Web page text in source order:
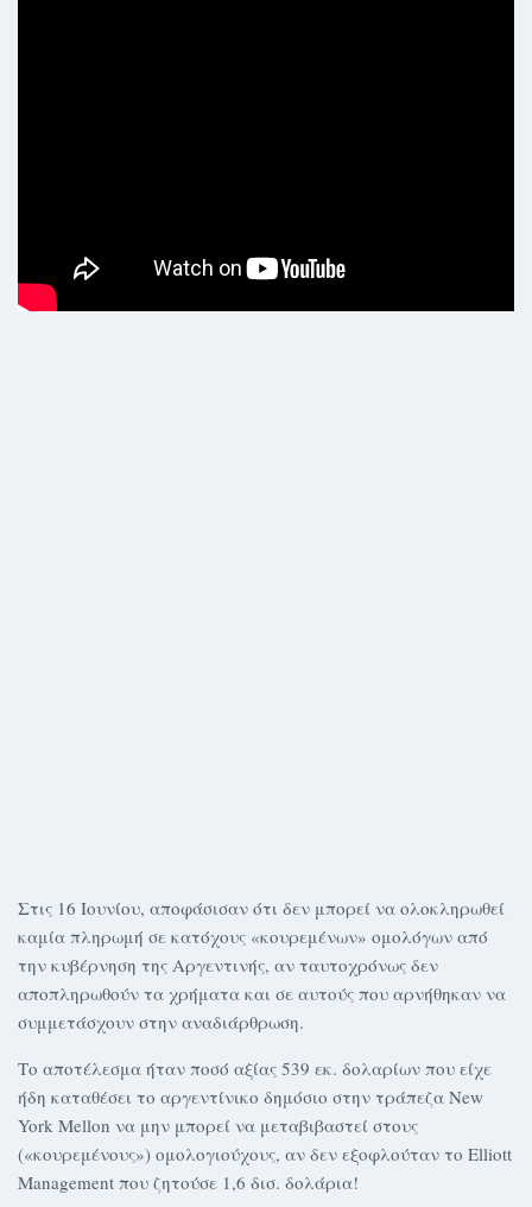
Στις 16 Ιουνίου, αποφάσισαν ότι δεν μπορεί να ολοκληρωθεί
καμία πληρωμή σε κατόχους «κουρεμένων» ομολόγων από
την κυβέρνηση της Αργεντινής, αν ταυτοχρόνως δεν
αποπληρωθούν τα χρήματα και σε αυτούς που αρνήθηκαν να
συμμετάσχουν στην αναδιάρθρωση.
Το αποτέλεσμα ήταν ποσό αξίας 539 εκ. δολαρίων που είχε
ήδη καταθέσει το αργεντίνικο δημόσιο στην τράπεζα New
York Mellon να μην μπορεί να μεταβιβαστεί στους
(«κουρεμένους») ομολογιούχους, αν δεν εξοφλούταν το Elliott
Management που ζητούσε 1,6 δισ. δολάρια!